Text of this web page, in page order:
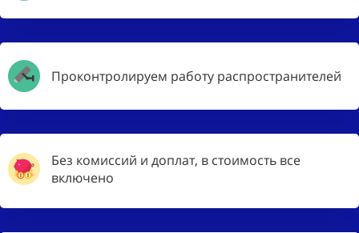
Проконтролируем работу распространителей
Без комиссий и доплат, в стоимость все
включено